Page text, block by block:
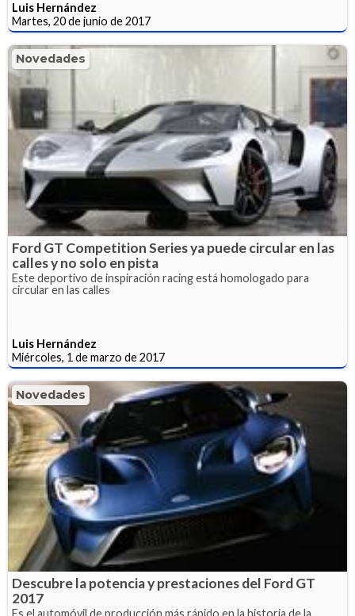
Luis Hernández
Martes, 20 de junio de 2017
Novedades
Ford GT Competition Series ya puede circular en las
calles y no solo en pista
Este deportivo de inspiración racing está homologado para
circular en las calles
Luis Hernández
Miércoles, 1 de marzo de 2017
Novedades
Descubre la potencia y prestaciones del Ford GT
2017